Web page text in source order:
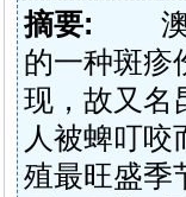
摘要: 澳大
的一种斑疹
现，故又名
人被蜱叮
殖最旺盛季